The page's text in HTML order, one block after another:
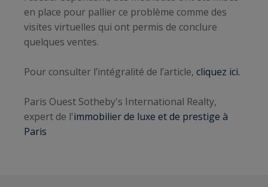
en place pour pallier ce problème comme des
visites virtuelles qui ont permis de conclure
quelques ventes.
Pour consulter l’intégralité de l’article, cliquez ici.
Paris Ouest Sotheby's International Realty,
expert de l'immobilier de luxe et de prestige à
Paris